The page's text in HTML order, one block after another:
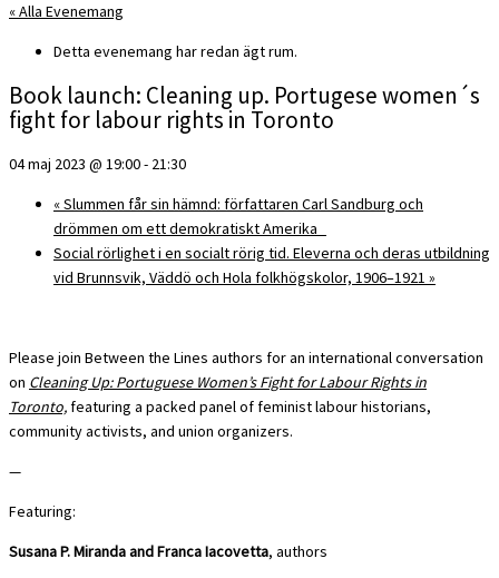
« Alla Evenemang
Detta evenemang har redan ägt rum.
Book launch: Cleaning up. Portugese women´s
fight for labour rights in Toronto
04 maj 2023 @ 19:00- 21:30
«Slummen får sin hämnd: författaren Carl Sandburg och
drömmen om ett demokratiskt Amerika
Social rörlighet i en socialt rörig tid. Eleverna och deras utbildning
vid Brunnsvik, Väddö och Hola folkhögskolor, 1906–1921 »
Please join Between the Lines authors for an international conversation
on Cleaning Up: Portuguese Women’s Fight for Labour Rights in
Toronto,featuring a packed panel of feminist labour historians,
community activists, and union organizers.
—
Featuring:
Susana P. Miranda and Franca Iacovetta, authors